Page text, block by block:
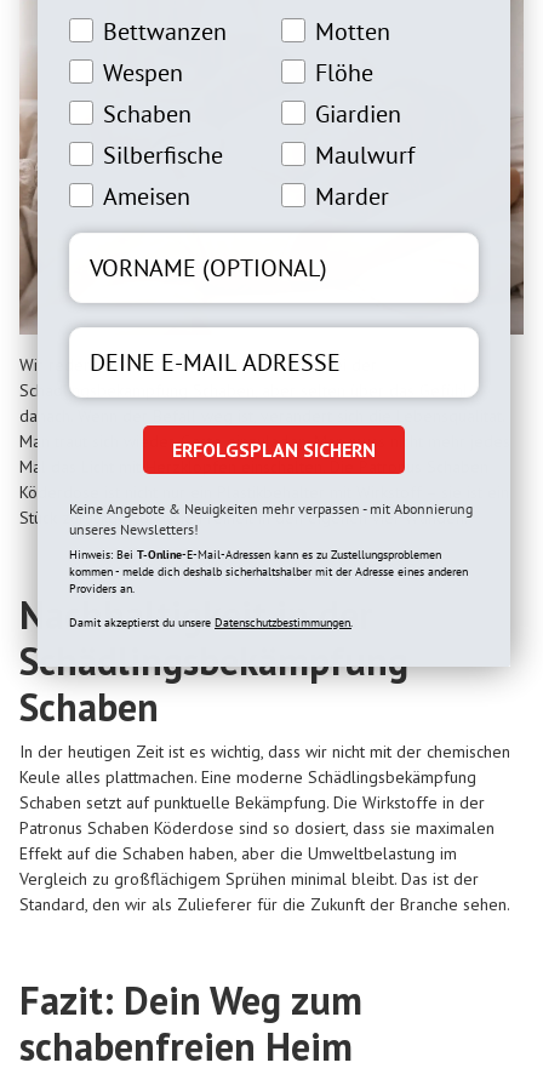
Wir reden viel über Chemie und Biologie bei der
Schädlingsbekämpfung Schaben, aber selten über das Gefühl
danach. Wenn der Befall weg ist, verändert sich die Lebensqualität.
Man traut sich wieder, Gäste einzuladen. Man muss nicht mehr jedes
Mal das Licht mit Herzklopfen einschalten. Die Patronus Schaben
Köderdose ist nicht nur ein Plastikbehälter mit Wirkstoff – sie ist ein
Stück zurückgewonnene Freiheit in den eigenen vier Wänden.
Nachhaltigkeit in der
Schädlingsbekämpfung
Schaben
In der heutigen Zeit ist es wichtig, dass wir nicht mit der chemischen
Keule alles plattmachen. Eine moderne Schädlingsbekämpfung
Schaben setzt auf punktuelle Bekämpfung. Die Wirkstoffe in der
Patronus Schaben Köderdose sind so dosiert, dass sie maximalen
Effekt auf die Schaben haben, aber die Umweltbelastung im
Vergleich zu großflächigem Sprühen minimal bleibt. Das ist der
Standard, den wir als Zulieferer für die Zukunft der Branche sehen.
Fazit: Dein Weg zum
schabenfreien Heim
Bettwanzeninteresse
Bettwanzen Motteninteresse
Motten
Wespeninteresse
Wespen Flöheinteresse
Flöhe
Schabeninteresse
Schaben Giardien Interesse
Giardien
Silberfische Interesse
Silberfische Maulwurfinteresse
Maulwurf
Ameiseninteresse
Ameisen Marderinteresse
Marder
ERFOLGSPLAN SICHERN
Keine Angebote & Neuigkeiten mehr verpassen - mit Abonnierung
unseres Newsletters!
Hinweis: Bei T-Online-E-Mail-Adressen kann es zu Zustellungsproblemen
kommen - melde dich deshalb sicherhaltshalber mit der Adresse eines anderen
Providers an.
Damit akzeptierst du unsere Datenschutzbestimmungen.